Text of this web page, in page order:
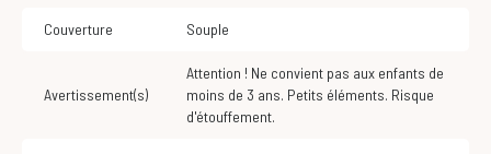
Couverture Souple
Avertissement(s)
Attention ! Ne convient pas aux enfants de
moins de 3 ans. Petits éléments. Risque
d'étouffement.